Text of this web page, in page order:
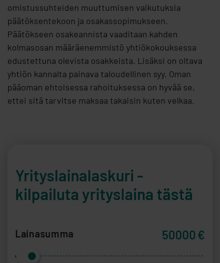
omistussuhteiden muuttumisen vaikutuksia
päätöksentekoon ja osakassopimukseen.
Päätökseen osakeannista vaaditaan kahden
kolmasosan määräenemmistö yhtiökokouksessa
edustettuna olevista osakkeista. Lisäksi on oltava
yhtiön kannalta painava taloudellinen syy. Oman
pääoman ehtoisessa rahoituksessa on hyvää se,
ettei sitä tarvitse maksaa takaisin kuten velkaa.